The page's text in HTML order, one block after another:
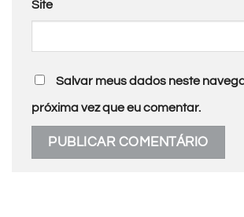
Site
Salvar meus dados neste
próxima vez que eu comentar.